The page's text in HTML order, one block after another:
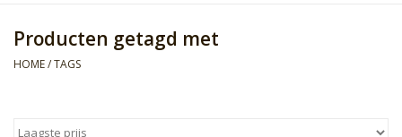
Kids Collection
Producten getagd met
HOME/TAGS